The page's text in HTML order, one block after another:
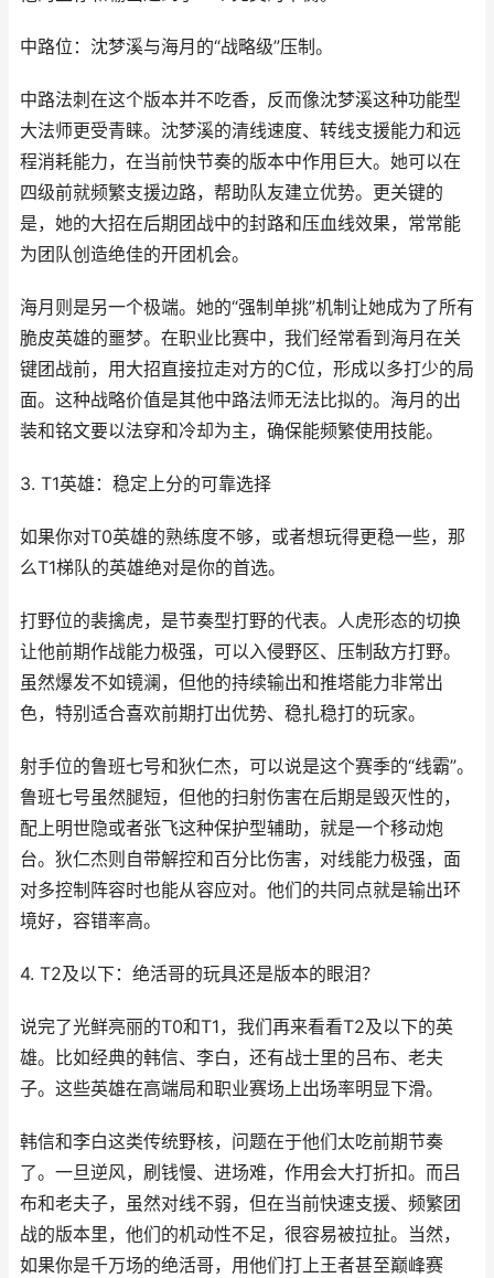
中路位：沈梦溪与海月的“战略级”压制。
中路法刺在这个版本并不吃香，反而像沈梦溪这种功能型
大法师更受青睐。沈梦溪的清线速度、转线支援能力和远
程消耗能力，在当前快节奏的版本中作用巨大。她可以在
四级前就频繁支援边路，帮助队友建立优势。更关键的
是，她的大招在后期团战中的封路和压血线效果，常常能
为团队创造绝佳的开团机会。
海月则是另一个极端。她的“强制单挑”机制让她成为了所有
脆皮英雄的噩梦。在职业比赛中，我们经常看到海月在关
键团战前，用大招直接拉走对方的C位，形成以多打少的局
面。这种战略价值是其他中路法师无法比拟的。海月的出
装和铭文要以法穿和冷却为主，确保能频繁使用技能。
3. T1英雄：稳定上分的可靠选择
如果你对T0英雄的熟练度不够，或者想玩得更稳一些，那
么T1梯队的英雄绝对是你的首选。
打野位的裴擒虎，是节奏型打野的代表。人虎形态的切换
让他前期作战能力极强，可以入侵野区、压制敌方打野。
虽然爆发不如镜澜，但他的持续输出和推塔能力非常出
色，特别适合喜欢前期打出优势、稳扎稳打的玩家。
射手位的鲁班七号和狄仁杰，可以说是这个赛季的“线霸”。
鲁班七号虽然腿短，但他的扫射伤害在后期是毁灭性的，
配上明世隐或者张飞这种保护型辅助，就是一个移动炮
台。狄仁杰则自带解控和百分比伤害，对线能力极强，面
对多控制阵容时也能从容应对。他们的共同点就是输出环
境好，容错率高。
4. T2及以下：绝活哥的玩具还是版本的眼泪？
说完了光鲜亮丽的T0和T1，我们再来看看T2及以下的英
雄。比如经典的韩信、李白，还有战士里的吕布、老夫
子。这些英雄在高端局和职业赛场上出场率明显下滑。
韩信和李白这类传统野核，问题在于他们太吃前期节奏
了。一旦逆风，刷钱慢、进场难，作用会大打折扣。而吕
布和老夫子，虽然对线不弱，但在当前快速支援、频繁团
战的版本里，他们的机动性不足，很容易被拉扯。当然，
如果你是千万场的绝活哥，用他们打上王者甚至巅峰赛